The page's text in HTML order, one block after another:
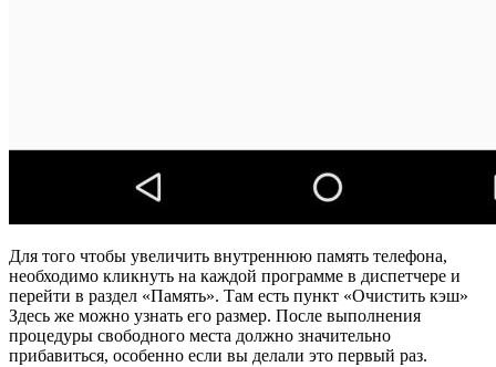
Для того чтобы увеличить внутреннюю память телефона,
необходимо кликнуть на каждой программе в диспетчере и
перейти в раздел «Память». Там есть пункт «Очистить кэш»
Здесь же можно узнать его размер. После выполнения
процедуры свободного места должно значительно
прибавиться, особенно если вы делали это первый раз.